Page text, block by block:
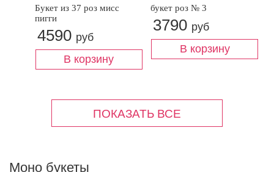
Букет из 37 роз мисс
пигги
4590 руб
букет роз № 3
3790 руб
Моно букеты